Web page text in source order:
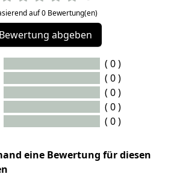
auf 0 Bewertung(en)
Bewertung abgeben
( 0 )
( 0 )
( 0 )
( 0 )
( 0 )
eine Bewertung für diesen